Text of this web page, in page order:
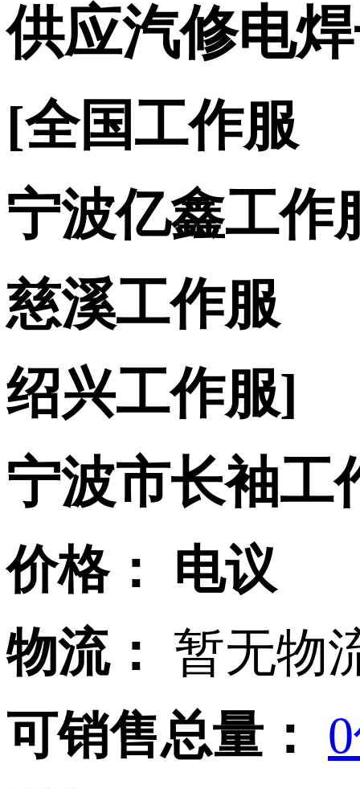
供应汽修电
[全国工作服
宁波亿鑫工作
慈溪工作服
绍兴工作服]
宁波市长袖工
价格：
电议
物流： 暂无物
可销售总量：